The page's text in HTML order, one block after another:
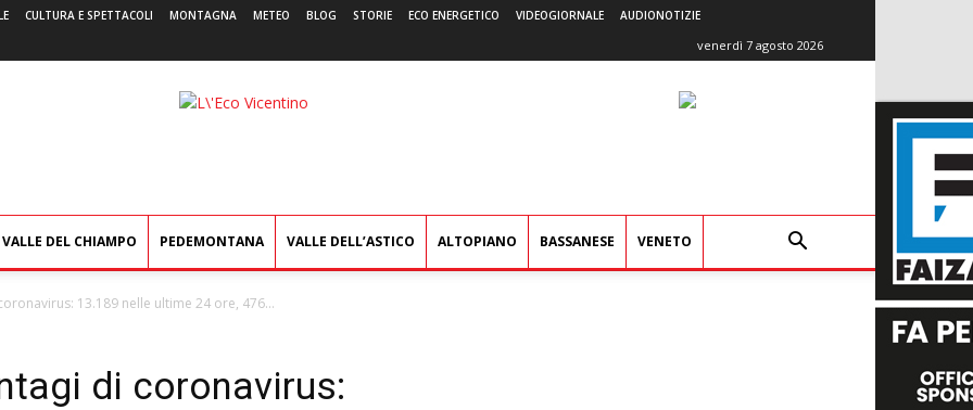
CULTURA E SPETTACOLI MONTAGNA METEO BLOG STORIE ECO ENERGETICO VIDEOGIORNALE AUDIONOTIZIE
venerdì 7 agosto 2026
L'Eco
VALLE DEL CHIAMPO PEDEMONTANA VALLE DELL’ASTICO ALTOPIANO BASSANESE VENETO
13.189 nelle ultime 24 ore, 476...
di coronavirus: